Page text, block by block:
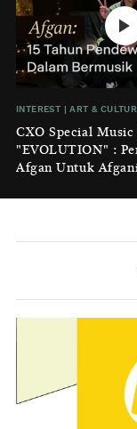
INTEREST |ART &
CXO Special
"EVOLUTION" :
Afgan Untuk